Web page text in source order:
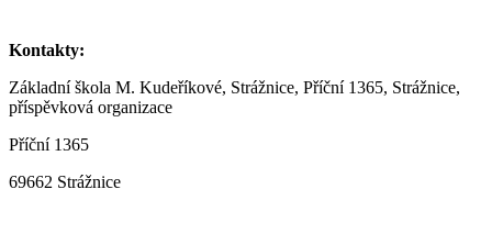
Kontakty:
Základní škola M. Kudeříkové, Strážnice, Příční 1365, Strážnice,
příspěvková organizace
Příční 1365
69662 Strážnice